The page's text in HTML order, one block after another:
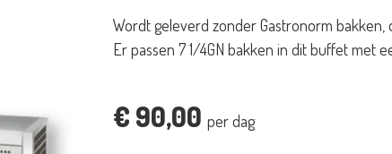
Wordt geleverd zonder Gastronorm
Er passen 7 1/4GN bakken in dit buffet met
€ 90,00 per dag